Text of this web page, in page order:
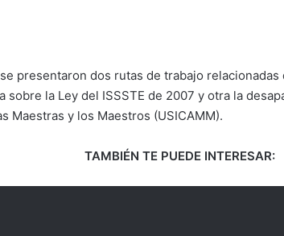
presentaron dos rutas de trabajo
sobre la Ley del ISSSTE de 2007 y otra la
Maestras y los Maestros (USICAMM).
TAMBIÉN TE PUEDE INTERESAR: